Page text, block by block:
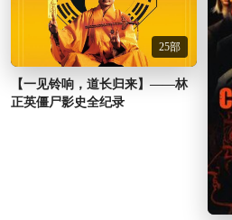
25部
【一见铃响，道长归来】——林
正英僵尸影史全纪录